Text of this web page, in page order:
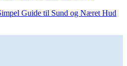
Guide til Sund og Næret Hud